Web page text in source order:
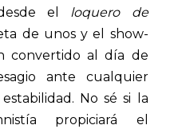
el loquero de
de unos y el show-
convertido al día de
ante cualquier
No sé si la
propiciará el